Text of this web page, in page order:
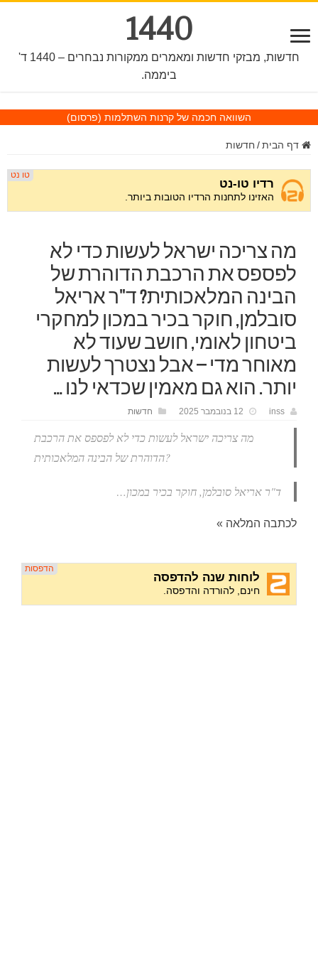
1440
חדשות, מבזקי חדשות ומאמרים ממקורות נבחרים – 1440 ד'
ביממה.
השוואה חכמה של קרנות השתלמות (פרסום)
דף הבית / חדשות
מה צריכה ישראל לעשות כדי לא
לפספס את הרכבת הדוהרת של
הבינה המלאכותית? ד"ר אריאל
סובלמן, חוקר בכיר במכון למחקרי
ביטחון לאומי, חושב שעוד לא
מאוחר מדי – אבל נצטרך לעשות
יותר. הוא גם מאמין שכדאי לנו …
inss 12 בנובמבר 2025 חדשות
מה צריכה ישראל לעשות כדי לא לפספס את הרכבת
הדוהרת של הבינה המלאכותית?
ד"ר אריאל סובלמן, חוקר בכיר במכון…
לכתבה המלאה »